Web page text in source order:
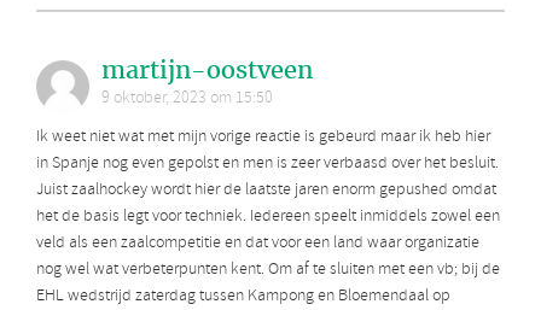
martijn-oostveen
9 oktober, 2023 om 15:50
Ik weet niet wat met mijn vorige reactie is gebeurd maar ik heb hier
in Spanje nog even gepolst en men is zeer verbaasd over het besluit.
Juist zaalhockey wordt hier de laatste jaren enorm gepushed omdat
het de basis legt voor techniek. Iedereen speelt inmiddels zowel een
veld als een zaalcompetitie en dat voor een land waar organizatie
nog wel wat verbeterpunten kent. Om af te sluiten met een vb; bij de
EHL wedstrijd zaterdag tussen Kampong en Bloemendaal op